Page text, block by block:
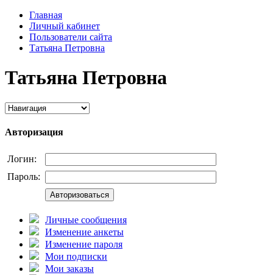
Главная
Личный кабинет
Пользователи сайта
Татьяна Петровна
Татьяна Петровна
Авторизация
Логин:
Пароль:
Авторизоваться
Личные сообщения
Изменение анкеты
Изменение пароля
Мои подписки
Мои заказы